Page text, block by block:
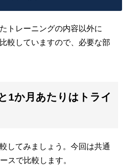
トレーニングの内容以外に
較していますので、必要な部
1か月あたりはトライ
してみましょう。今回は共通
スで比較します。